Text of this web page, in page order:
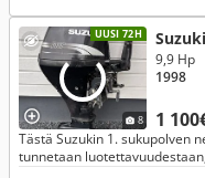
UUSI 72H
8 1
9,9 Hp
1998
Tästä Suzukin 1. sukupolven
tunnetaan